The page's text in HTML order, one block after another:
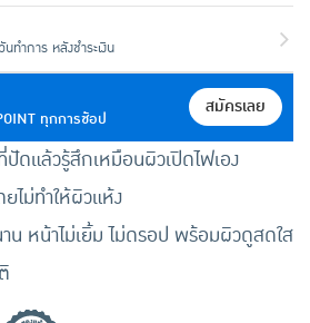
ทุกการช้อป
สมัครเลย
ปัดแล้วรู้สึกเหมือนผิวเปิดไฟเอง
ยไม่ทำให้ผิวแห้ง
น หน้าไม่เยิ้ม ไม่ดรอป พร้อมผิวดูสดใส
ำการ หลังชำระเงิน